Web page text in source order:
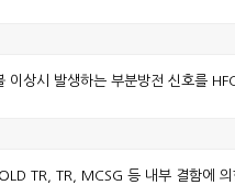
이상시 발생하는 부분방전 신호를
TR, TR, MCSG 등 내부 결함에